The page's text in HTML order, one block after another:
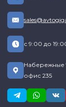
с 9:00 до
Набережные
офис 235